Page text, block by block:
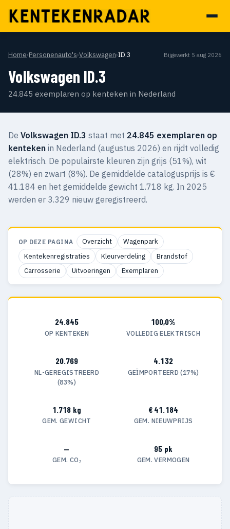
Home›Personenauto's›Volkswagen›ID.3 Bijgewerkt 5 aug 2026
Volkswagen ID.3
24.845 exemplaren op kenteken in Nederland
De Volkswagen ID.3 staat met 24.845 exemplaren op
kenteken in Nederland (augustus 2026) en rijdt volledig
elektrisch. De populairste kleuren zijn grijs (51%), wit
(28%) en zwart (8%). De gemiddelde catalogusprijs is €
41.184 en het gemiddelde gewicht 1.718 kg. In 2025
werden er 3.329 nieuw geregistreerd.
OP DEZE PAGINA Overzicht
Wagenpark
Kentekenregistraties
Kleurverdeling
Brandstof
Carrosserie
Uitvoeringen Exemplaren
24.845
OP KENTEKEN
100,0%
VOLLEDIG ELEKTRISCH
20.769
NL-GEREGISTREERD
(83%)
4.132
GEÏMPORTEERD (17%)
1.718 kg
GEM. GEWICHT
€ 41.184
GEM. NIEUWPRIJS
—
GEM. CO₂
95 pk
GEM. VERMOGEN